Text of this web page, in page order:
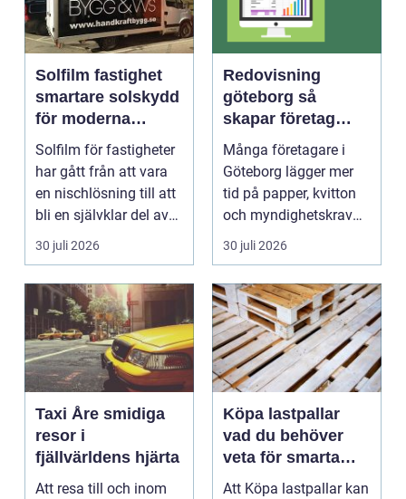
Solfilm fastighet
smartare solskydd
för moderna
byggnader
Solfilm för fastigheter
har gått från att vara
en nischlösning till att
bli en självklar del av
mode...
30 juli 2026
Redovisning
göteborg så
skapar företag
bättre kontroll och
mer tid
Många företagare i
Göteborg lägger mer
tid på papper, kvitton
och myndighetskrav
än på kunder och ut...
30 juli 2026
Taxi Åre smidiga
resor i
fjällvärldens hjärta
Att resa till och inom
Köpa lastpallar
vad du behöver
veta för smarta
och hållbara val
Att Köpa lastpallar kan